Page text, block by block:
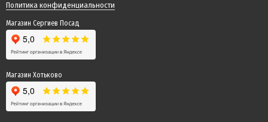
Политика конфиденциальности
Магазин Сергиев Посад
Магазин Хотьково